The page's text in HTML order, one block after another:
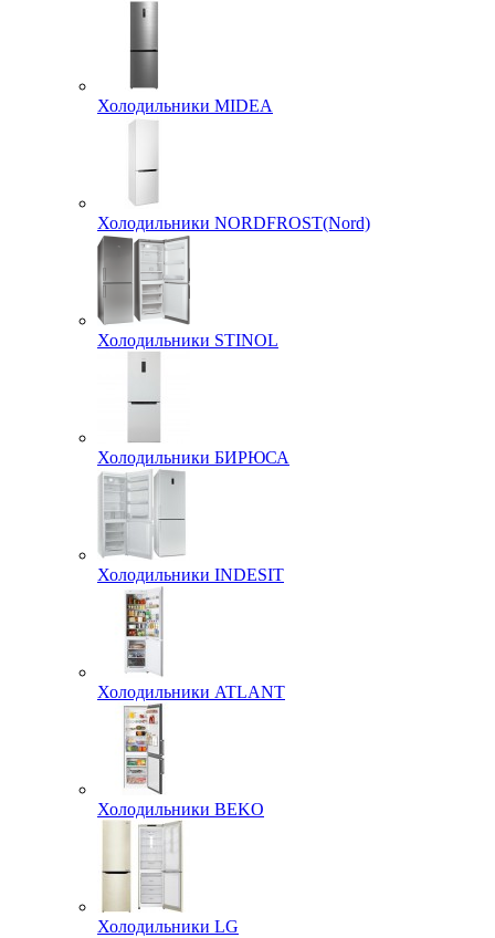
Холодильники MIDEA
Холодильники NORDFROST(Nord)
Холодильники STINOL
Холодильники БИРЮСА
Холодильники INDESIT
Холодильники ATLANT
Холодильники BEKO
Холодильники LG